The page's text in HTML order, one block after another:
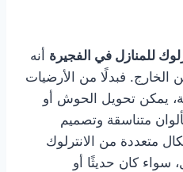
للمنازل في الفجيرة أنه
الخارج. فبدلًا من الأرضيات
يمكن تحويل الحوش أو
متناسقة وتصميم
متعددة من الانترلوك
سواء كان حديثًا أو